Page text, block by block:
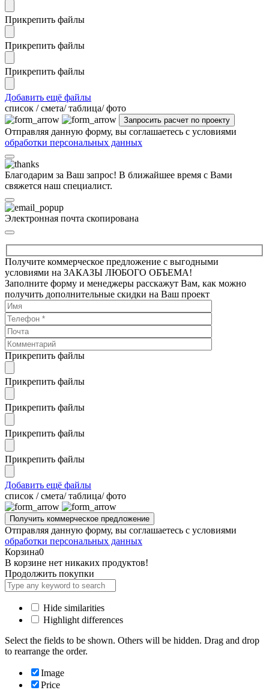
Прикрепить файлы
Прикрепить файлы
Прикрепить файлы
Добавить ещё файлы
cписок / смета/ таблица/ фото
Отправляя данную форму, вы соглашаетесь с условиями
обработки персональных данных
Благодарим за Ваш запрос! В ближайшее время с Вами
свяжется наш специалист.
Электронная почта скопирована
Получите коммерческое предложение с выгодными
условиями на ЗАКАЗЫ ЛЮБОГО ОБЪЕМА!
Заполните форму и менеджеры расскажут Вам, как можно
получить дополнительные скидки на Ваш проект
Прикрепить файлы
Прикрепить файлы
Прикрепить файлы
Прикрепить файлы
Прикрепить файлы
Добавить ещё файлы
cписок / смета/ таблица/ фото
Отправляя данную форму, вы соглашаетесь с условиями
обработки персональных данных
Корзина0
В корзине нет никаких продуктов!
Продолжить покупки
Hide similarities
Highlight differences
Select the fields to be shown. Others will be hidden. Drag and drop
to rearrange the order.
Image
Price